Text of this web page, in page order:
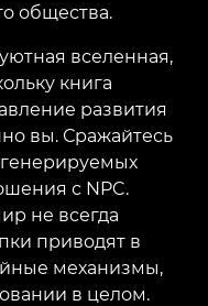
общества.
вселенная,
книга
развития
вы. Сражайтесь
с NPC.
не всегда
приводят в
механизмы,
в целом.